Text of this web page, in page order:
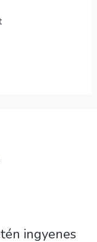
ingyenes